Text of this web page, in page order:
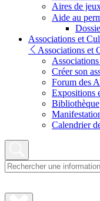
Aires de
Aide au
Associations et
Associations et
Créer son
Forum des
Expositions
Bibliothèque
Calendrier